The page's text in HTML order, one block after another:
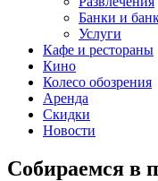
Банки и
Услуги
Кафе и рестораны
Кино
Колесо обозрения
Аренда
Скидки
Новости
Собираемся в